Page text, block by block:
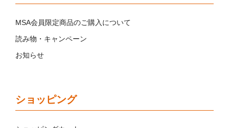
MSA会員限定商品のご購入について
読み物・キャンペーン
お知らせ
ショッピング